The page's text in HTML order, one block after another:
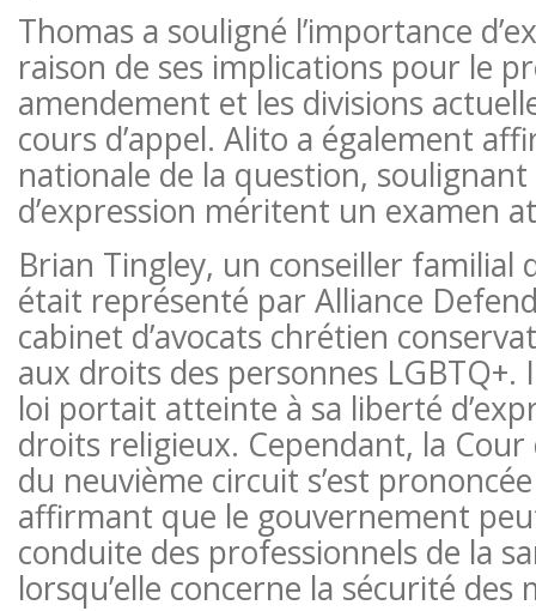
Thomas a souligné l’importance
raison de ses implications pour le
amendement et les divisions
cours d’appel. Alito a également
nationale de la question,
d’expression méritent un examen
Brian Tingley, un conseiller familial
était représenté par Alliance
cabinet d’avocats chrétien
aux droits des personnes LGBTQ+.
loi portait atteinte à sa liberté
droits religieux. Cependant, la Cour
du neuvième circuit s’est
affirmant que le gouvernement
conduite des professionnels de la
lorsqu’elle concerne la sécurité des